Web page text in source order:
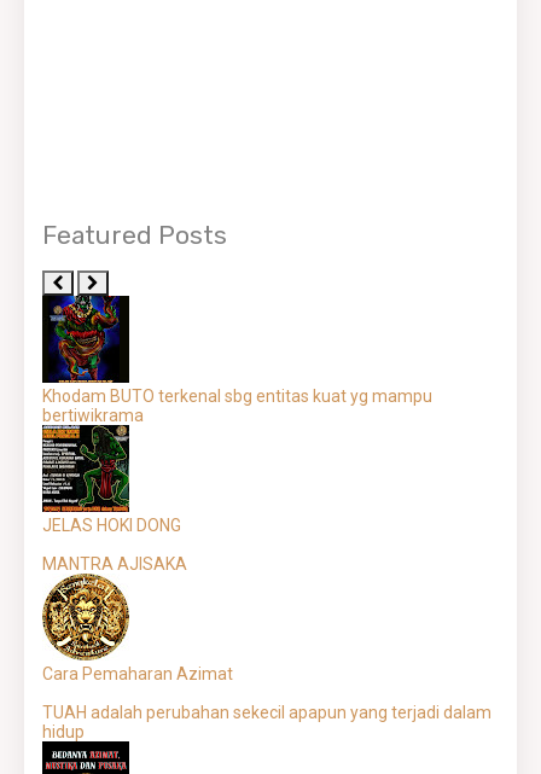
Featured Posts
Khodam BUTO terkenal sbg entitas kuat yg mampu
bertiwikrama
JELAS HOKI DONG
MANTRA AJISAKA
Cara Pemaharan Azimat
TUAH adalah perubahan sekecil apapun yang terjadi dalam
hidup